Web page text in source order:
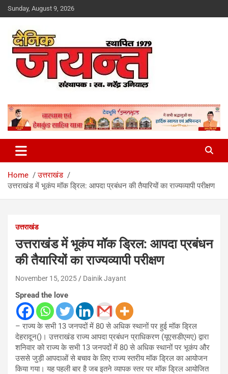
Skip
to
Sunday, August 9, 2026
Dainik Jayant
Home
उत्तराखंड
उत्तराखंड में भूकंप मॉक ड्रिल: आपदा प्रबंधन की तैयारियों का राज्यव्यापी परीक्षण
उत्तराखंड
उत्तराखंड में भूकंप मॉक ड्रिल: आपदा प्रबंधन
की तैयारियों का राज्यव्यापी परीक्षण
November 15, 2025 Dainik Jayant
Spread the love
– राज्य के सभी 13 जनपदों में 80 से अधिक स्थानों पर हुई मॉक ड्रिल
देहरादून()। उत्तराखंड राज्य आपदा प्रबंधन प्राधिकरण (यूएसडीएमए) द्वारा
शनिवार को राज्य के सभी 13 जनपदों में 80 से अधिक स्थानों पर भूकंप और
उससे जुड़ी आपदाओं से बचाव के लिए राज्य स्तरीय मॉक ड्रिल का आयोजन
किया गया। यह पहली बार है जब इतने व्यापक स्तर पर मॉक ड्रिल आयोजित